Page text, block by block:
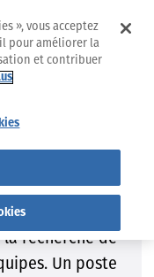
convient !
la recherche de
Un poste
», vous acceptez
pour améliorer la
et contribuer